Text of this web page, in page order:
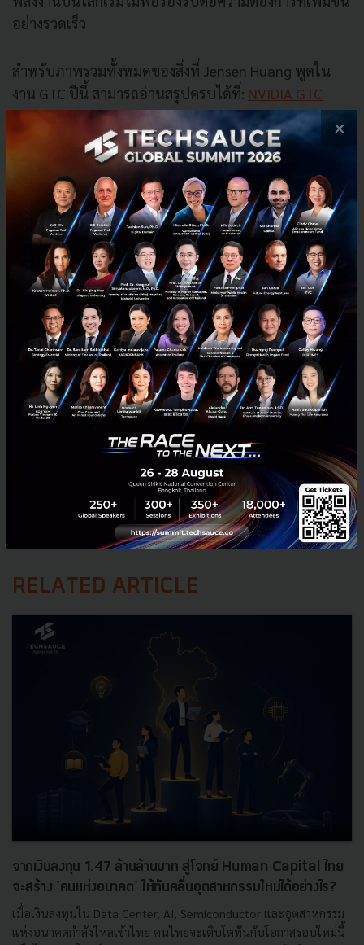
อย่างรวดเร็ว
สำหรับภาพรวมทั้งหมดของสิ่งที่ Jensen Huang พูดใน
งาน GTC ปีนี้ สามารถอ่านสรุปครบได้ที่: NVIDIA GTC
2026
Tech & Biz ai ชิป nvdia data-center jensen-huang Orbital Data Center
No comment
RELATED ARTICLE
จากเงินลงทุน 1.47 ล้านล้านบาท สู่โจทย์ Human Capital ไทย
จะสร้าง 'คนแห่งอนาคต' ให้ทันคลื่นอุตสาหกรรมใหม่ได้อย่างไร?
เมื่อเงินลงทุนใน Data Center, AI, Semiconductor และอุตสาหกรรม
แห่งอนาคตกำลังไหลเข้าไทย คนไทยจะเติบโตทันกับโอกาสรอบใหม่นี้
×